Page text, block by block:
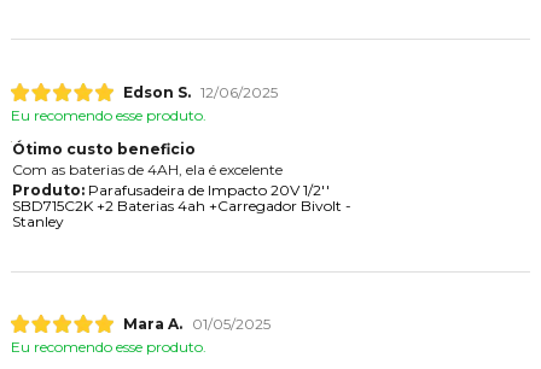
Edson S. 12/06/2025
Eu recomendo esse produto.
Ótimo custo beneficio
Com as baterias de 4AH, ela é excelente
Produto:Parafusadeira de Impacto 20V 1/2''
SBD715C2K +2 Baterias 4ah +Carregador Bivolt -
Stanley
Mara A.
01/05/2025
Eu recomendo esse produto.